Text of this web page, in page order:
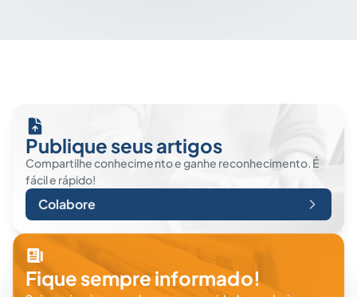
Publique seus artigos
Compartilhe conhecimento e ganhe reconhecimento. É
fácil e rápido!
Colabore
Fique sempre informado!